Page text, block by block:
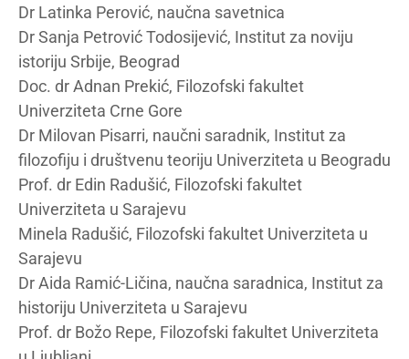
Dr Latinka Perović, naučna savetnica
Dr Sanja Petrović Todosijević, Institut za noviju
istoriju Srbije, Beograd
Doc. dr Adnan Prekić, Filozofski fakultet
Univerziteta Crne Gore
Dr Milovan Pisarri, naučni saradnik, Institut za
filozofiju i društvenu teoriju Univerziteta u Beogradu
Prof. dr Edin Radušić, Filozofski fakultet
Univerziteta u Sarajevu
Minela Radušić, Filozofski fakultet Univerziteta u
Sarajevu
Dr Aida Ramić-Ličina, naučna saradnica, Institut za
historiju Univerziteta u Sarajevu
Prof. dr Božo Repe, Filozofski fakultet Univerziteta